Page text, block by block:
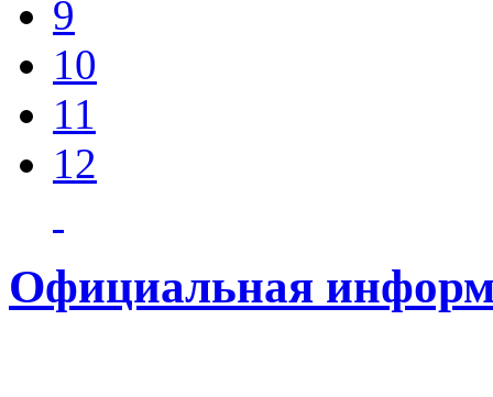
9
10
11
12
Официальная